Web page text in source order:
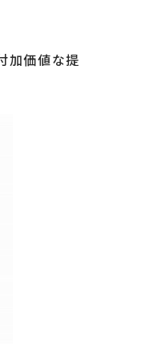
加価値な提